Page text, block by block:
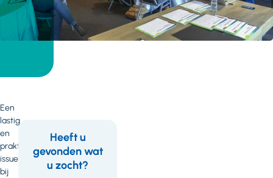
Een
lastig
en
praktisch
issue
bij
Wil
Feedback
Heeft u
gevonden wat
u zocht?